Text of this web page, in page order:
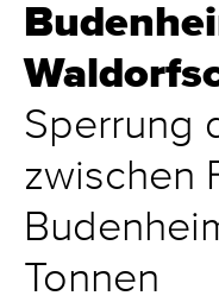
Sperrung
zwischen
Tonnen